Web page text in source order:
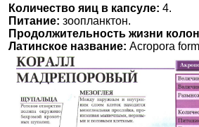
Количество яиц в капсуле: 4.
Питание: зоопланктон.
Продолжительность жизни
Латинское название: Acropora